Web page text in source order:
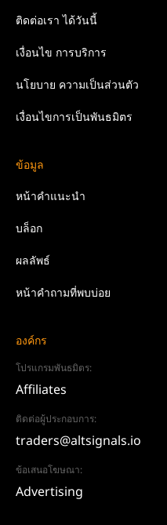
ติดต่อเราได้วันนี้
เงื่อนไข การบริการ
นโยบาย ความเป็นส่วนตัว
เงื่อนไขการเป็นพันธมิตร
ข้อมูล
หน้าคำแนะนำ
บล็อก
ผลลัพธ์
หน้าคำถามที่พบบ่อย
องค์กร
โปรแกรมพันธมิตร:
Affiliates
ติดต่อผู้ประกอบการ:
traders@altsignals.io
ข้อเสนอโฆษณา:
Advertising